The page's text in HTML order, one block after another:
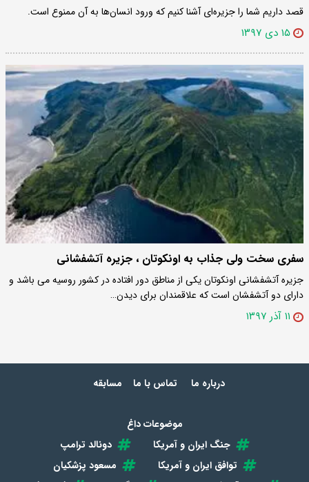
قصد داریم شما را جزیره‌ای آشنا کنیم که ورود انسان‌ها به آن ممنوع است.
۱۵ دی ۱۳۹۷
سفری سخت ولی جذاب به اونکوتان ، جزیره آتشفشانی
جزیره آتشفشانی اونکوتان یکی از مناطق دور افتاده در کشور روسیه می باشد و
دارای دو آتشفشان است که علاقمندان برای دیدن…
۱۱ آذر ۱۳۹۷
درباره ما تماس با ما مسابقه
موضوعات داغ
جنگ ایران و آمریکا
دونالد ترامپ
توافق ایران و آمریکا
مسعود پزشکیان